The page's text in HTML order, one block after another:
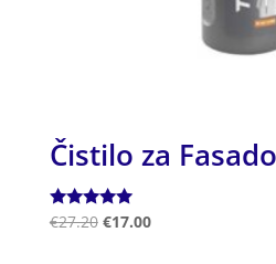
Čistilo za
Ocenjeno
€27.20 €17.00